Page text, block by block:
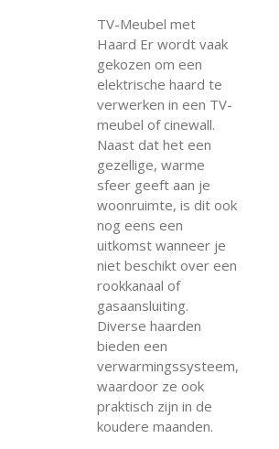
TV-Meubel met
Haard Er wordt vaak
gekozen om een
elektrische haard te
verwerken in een TV-
meubel of cinewall.
Naast dat het een
gezellige, warme
sfeer geeft aan je
woonruimte, is dit ook
nog eens een
uitkomst wanneer je
niet beschikt over een
rookkanaal of
gasaansluiting.
Diverse haarden
bieden een
verwarmingssysteem,
waardoor ze ook
praktisch zijn in de
koudere maanden.